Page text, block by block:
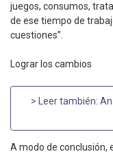
juegos, consumos,
de ese tiempo de
cuestiones”.
Lograr los cambios
> Leer también:
A modo de conclusión,